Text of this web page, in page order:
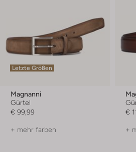
Letzte Größen
Magnanni
Gürtel
€ 99,99
+ mehr farben
€
+